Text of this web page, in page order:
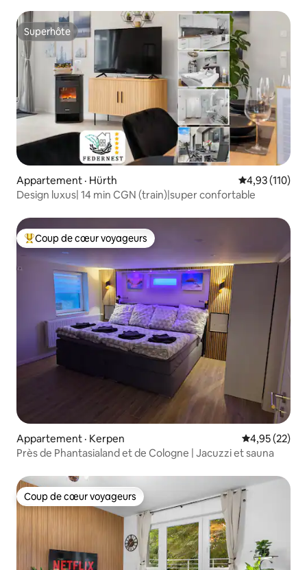
Superhôte
Superhôte
Appartement · Hürth Note
4,93 (110)
Design luxus| 14 min CGN (train)|super confortable
Coup de cœur voyageurs parmi les plus aimés
Coup de cœur voyageurs
Appartement · Kerpen Note
4,95 (22)
Près de Phantasialand et de Cologne | Jacuzzi et sauna
Coup de cœur voyageurs
Coup de cœur voyageurs